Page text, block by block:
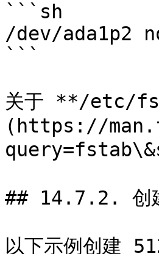
```sh
/dev/ada1p2
```
关于 **/etc/
(https://
## 14.7.2. 创
以下示例创建